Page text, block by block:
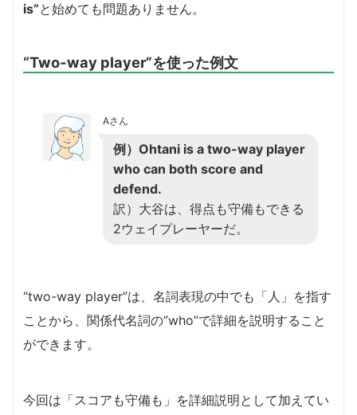
is”と始めても問題ありません。
“Two-way player”を使った例文
Aさん
例）Ohtani is a two-way player
who can both score and
defend.
訳）大谷は、得点も守備もできる
2ウェイプレーヤーだ。
“two-way player”は、名詞表現の中でも「人」を指す
ことから、関係代名詞の”who”で詳細を説明すること
ができます。
今回は「スコアも守備も」を詳細説明として加えてい